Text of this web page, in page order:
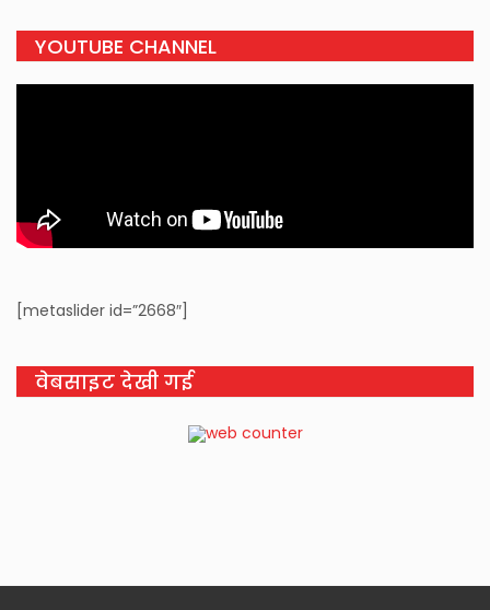
YOUTUBE CHANNEL
[metaslider id=”2668″]
वेबसाइट देखी गई